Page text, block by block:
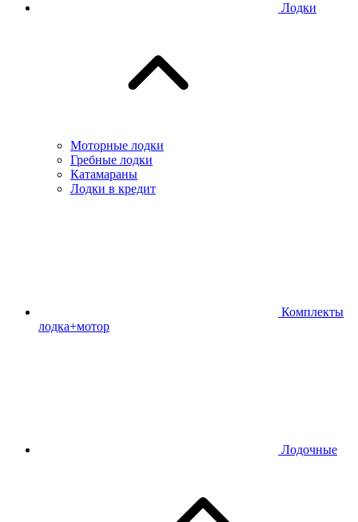
Лодки
Моторные лодки
Гребные лодки
Катамараны
Лодки в кредит
Комплекты
лодка+мотор
Лодочные